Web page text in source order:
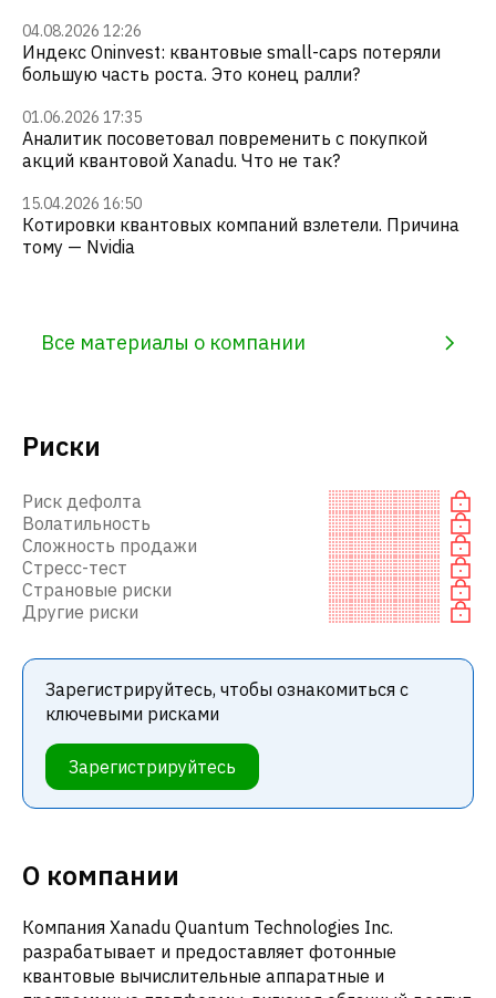
04.08.2026 12:26
Индекс Oninvest: квантовые small-caps потеряли
большую часть роста. Это конец ралли?
01.06.2026 17:35
Аналитик посоветовал повременить с покупкой
акций квантовой Xanadu. Что не так?
15.04.2026 16:50
Котировки квантовых компаний взлетели. Причина
тому — Nvidia
Все материалы о компании
Риски
Риск дефолта
Волатильность
Сложность продажи
Стресс-тест
Страновые риски
Другие риски
Зарегистрируйтесь, чтобы ознакомиться с
ключевыми рисками
Зарегистрируйтесь
О компании
Компания Xanadu Quantum Technologies Inc.
разрабатывает и предоставляет фотонные
квантовые вычислительные аппаратные и